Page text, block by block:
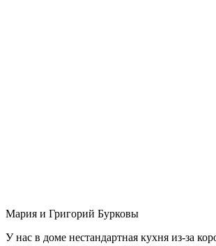
Мария и Григорий Бурковы
У нас в доме нестандартная кухня из-за